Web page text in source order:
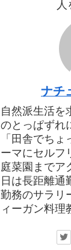
ナチ
自然派生活を
のとっぱずれ
「田舎でち
ーマにセルフ
庭菜園までア
日は長距離通
勤務のサラリ
ィーガン料理